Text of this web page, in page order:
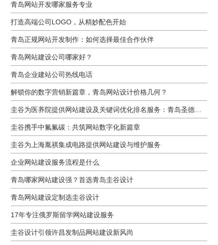
青岛网站开发哪家服务专业
打造高端公司LOGO，从精妙配色开始
青岛正规网站开发制作：如何选择最佳合作伙伴
青岛网站建设公司哪家好？
青岛企业建站公司热线电话
解锁你的数字营销新篇章，青岛网站设计价格几何？
圭谷携手中氟氟碳：共筑网站数字化新篇章
圭谷为上海胤祺集成电路提供网站建设与维护服务
企业网站建设服务流程是什么
青岛哪家网站建设强？首选青岛圭谷设计
青岛网站建设定制选圭谷设计
17年专注俄罗斯留学网站建设服务
圭谷设计引领许昌发制品网站建设新风尚